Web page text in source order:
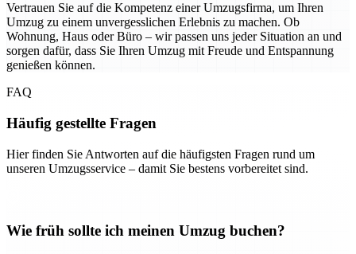
Vertrauen Sie auf die Kompetenz einer Umzugsfirma, um Ihren
Umzug zu einem unvergesslichen Erlebnis zu machen. Ob
Wohnung, Haus oder Büro – wir passen uns jeder Situation an und
sorgen dafür, dass Sie Ihren Umzug mit Freude und Entspannung
genießen können.
FAQ
Häufig gestellte Fragen
Hier finden Sie Antworten auf die häufigsten Fragen rund um
unseren Umzugsservice – damit Sie bestens vorbereitet sind.
Wie früh sollte ich meinen Umzug buchen?